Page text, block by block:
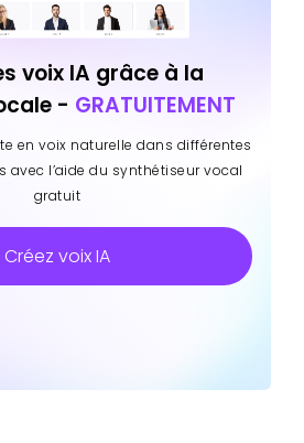
voix IA grâce à la
- GRATUITEMENT
en voix naturelle dans différentes
avec l’aide du synthétiseur vocal
gratuit
Créez voix IA